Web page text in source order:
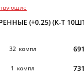
(+0.25) (К-Т
32 компл
1 компл